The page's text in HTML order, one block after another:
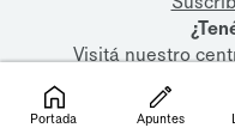
Visitá nuestro
Portada Apuntes